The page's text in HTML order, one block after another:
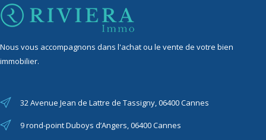
Nous vous accompagnons dans l'achat ou le vente de votre bien
immobilier.
32 Avenue Jean de Lattre de Tassigny, 06400 Cannes
9 rond-point Duboys d’Angers, 06400 Cannes